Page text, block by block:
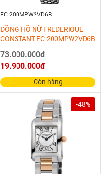
FC-200MPW2VD6B
ĐỒNG HỒ NỮ FREDERIQUE
CONSTANT FC-200MPW2VD6B
73.000.000đ
19.900.000đ
Còn hàng
-48%